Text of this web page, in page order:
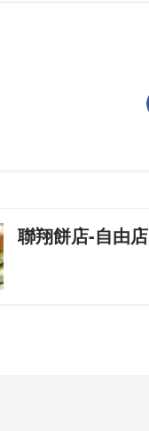
聯翔餅店-自由店